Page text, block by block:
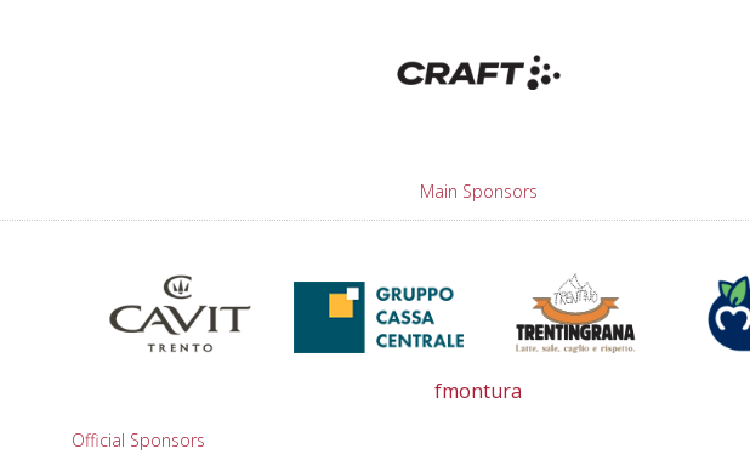
Main Sponsors
Official Sponsors
fmontura